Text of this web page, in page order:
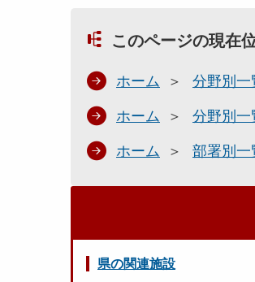
このページの現在
ホーム 分野別一
ホーム 分野別一
ホーム 部署別一
県の関連施設